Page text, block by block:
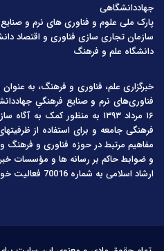
جهاددانشگاهی
پارک ملی علوم و فناوری های نرم و
سازمان تجاری سازی فناوری و اقتصاد
دانشگاه علم و فرهنگ
خبرگزاری علم، فناوری و فرهنگ، به
فناوری‌های نرم و صنایع فرهنگیِ
۱۶ مرداد ۱۳۹۳ به منظور کمک
فرهنگی جامعه و برای استفاده از
مفاهیم مرتبط در حوزه فناوری و
و ضوابط حاکم بر رسانه ها و مؤسسات
ارشاد اسلامی به شماره 70016 فعالیت خود را آغاز کرده است.